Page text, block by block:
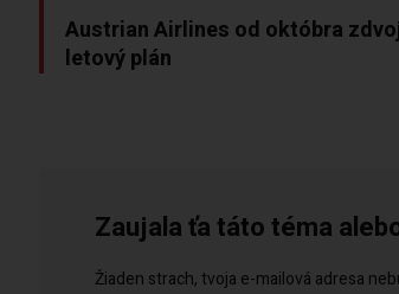
Austrian Airlines od októbra
letový plán
Zaujala ťa táto téma
Žiaden strach, tvoja e-mailová adresa